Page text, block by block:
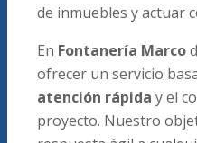
de inmuebles y actuar
En Fontanería Marco
ofrecer un servicio
atención rápida y el
proyecto. Nuestro